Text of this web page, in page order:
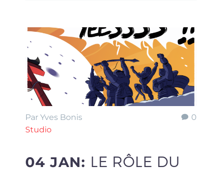
0
Par Yves Bonis
Studio
04 JAN: LE RÔLE DU